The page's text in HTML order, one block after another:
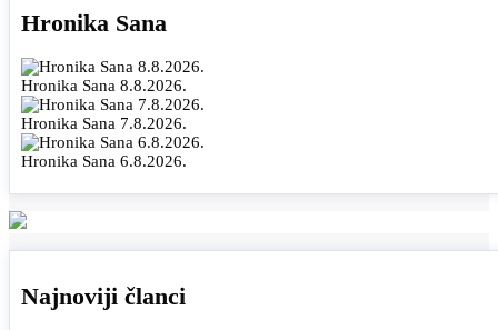
Hronika Sana
Hronika Sana 8.8.2026.
Hronika Sana 7.8.2026.
Hronika Sana 6.8.2026.
Najnoviji članci